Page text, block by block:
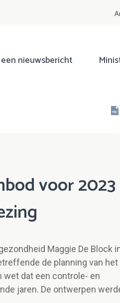
nieuwsbericht
voor 2023
Maggie De Block
de planning van het
wet dat een controle- en
jaren. De ontwerpen